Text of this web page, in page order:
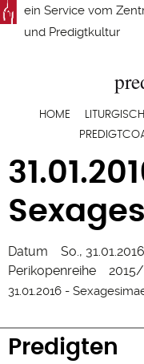
Direkt
zum
ein Service vom
und Predigtkultur
HOME
Datum
So.,
Perikopenreihe
2015/
31.01.2016 -
Predigten